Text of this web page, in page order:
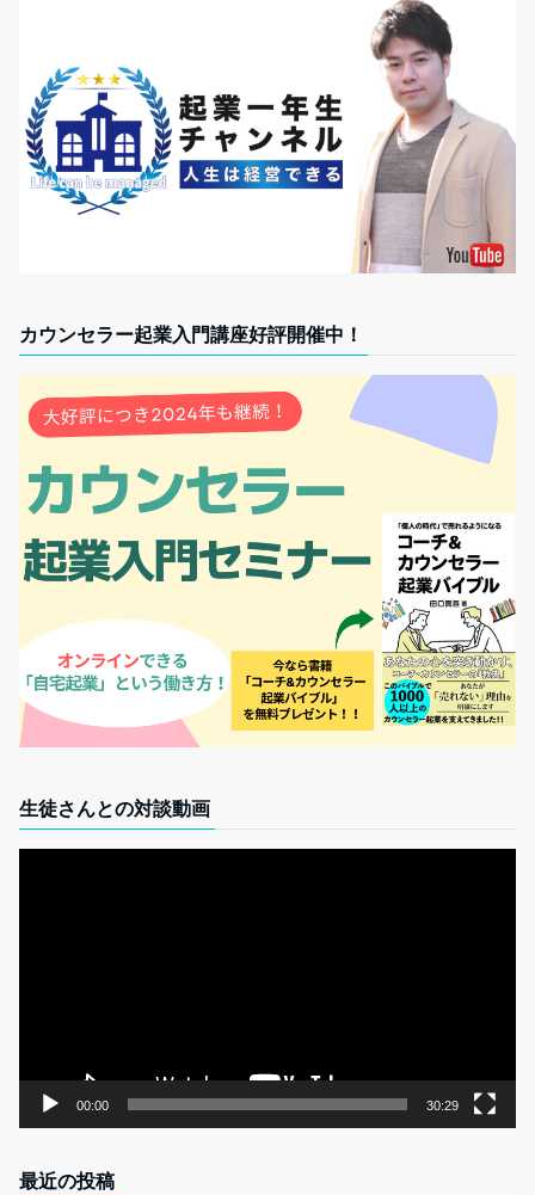
カウンセラー起業入門講座好評開催中！
生徒さんとの対談動画
00:00 30:29
最近の投稿